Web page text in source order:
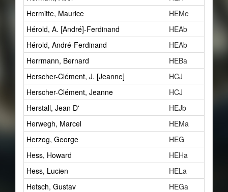
Hermitte, Maurice
HEMe
Hérold, A. [André]-Ferdinand
HEAb
Hérold, André-Ferdinand
HEAb
Herrmann, Bernard
HEBa
Herscher-Clément, J. [Jeanne]
HCJ
Herscher-Clément, Jeanne
HCJ
Herstall, Jean D'
HEJb
Herwegh, Marcel
HEMa
Herzog, George
HEG
Hess, Howard
HEHa
Hess, Lucien
HELa
Hetsch, Gustav
HEGa